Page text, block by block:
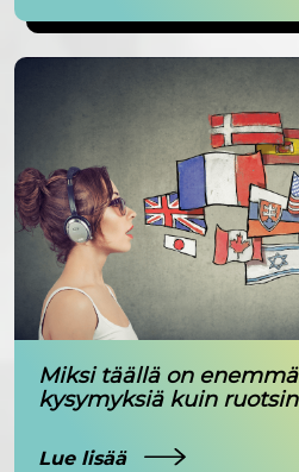
Miksi täällä on
kysymyksiä kuin
Lue lisää